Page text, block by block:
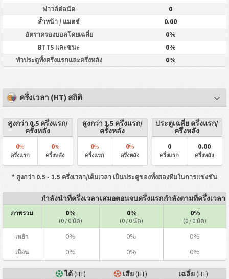
ฟาวล์ต่อนัด 0
ล้ำหน้า / แมตช์ 0.00
อัตราครองบอลโดยเฉลี่ย 0%
BTTS และชนะ 0%
ทำประตูทั้งครึ่งแรกและครึ่งหลัง 0%
ครึ่งเวลา (HT) สถิติ
สูงกว่า 0.5 ครึ่งแรก/
ครั้งหลัง
0%
ครึ่งแรก
0%
ครึ่งหลัง
สูงกว่า 1.5 ครึ่งแรก/
ครั้งหลัง
0%
ครึ่งแรก
0%
ครึ่งหลัง
ประตูเฉลี่ย ครึ่งแรก/
ครึ่งหลัง
0
ครึ่งแรก
0.00
ครึ่งหลัง
* สูงกว่า 0.5 - 1.5 ครึ่งเวลา/เต็มเวลา เป็นประตูของทั้งสองทีมในการแข่งขัน
กำลังนำที่ครึ่งเวลาเสมอตอนจบครึ่งแรกกำลังตามที่ครึ่งเวลา
ภาพรวม 0%
(0 / 0 นัด)
0%
(0 / 0 นัด)
0%
(0 / 0 นัด)
เหย้า 0% 0% 0%
เยือน 0% 0% 0%
ได้(HT) เสีย(HT) เฉลี่ย(HT)